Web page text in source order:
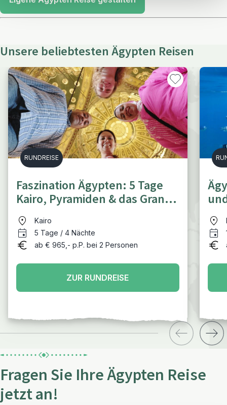
Unsere beliebtesten Ägypten Reisen
RUNDREISE
Faszination Ägypten: 5 Tage
Kairo, Pyramiden & das Grand
Egyptian Museum
Kairo
5 Tage / 4 Nächte
ab € 965,- p.P. bei 2 Personen
ZUR RUNDREISE
Fragen Sie Ihre Ägypten Reise
jetzt an!